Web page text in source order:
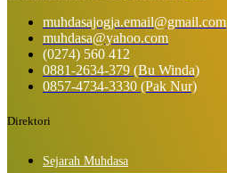
muhdasajogja.email@gmail.com
muhdasa@yahoo.com
(0274) 560 412
0881-2634-379 (Bu Winda)
0857-4734-3330 (Pak Nur)
Direktori
Sejarah Muhdasa